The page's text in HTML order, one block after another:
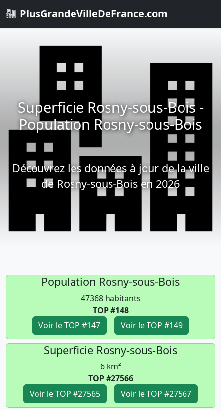
PlusGrandeVilleDeFrance.com
Superficie Rosny-sous-Bois -
Population Rosny-sous-Bois
Découvrez les données à jour de la ville
de Rosny-sous-Bois en 2026
Population Rosny-sous-Bois
47368 habitants
TOP #148
Voir le TOP #147
Voir le TOP #149
Superficie Rosny-sous-Bois
6 km²
TOP #27566
Voir le TOP #27565
Voir le TOP #27567